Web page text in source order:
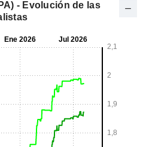
- Evolución de las